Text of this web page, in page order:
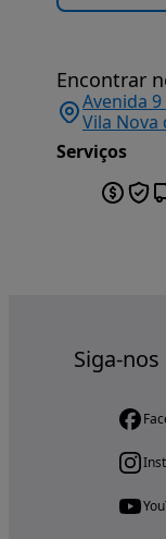
Encontrar
Avenida
Vila Nova
Serviços
Siga-nos